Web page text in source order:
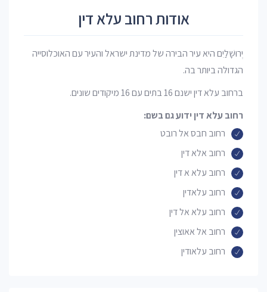
אודות רחוב עלא דין
יְרוּשָׁלַיִם היא עיר הבירה של מדינת ישראל והעיר עם האוכלוסייה
הגדולה ביותר בה.
ברחוב עלא דין ישנם 16 בתים עם 16 מיקודים שונים.
רחוב עלא דין ידוע גם בשם:
רחוב חבס אל רובט
רחוב אלא דין
רחוב עלא א דין
רחוב עלאדין
רחוב עלא אל דין
רחוב אל אאוצין
רחוב עלאודין